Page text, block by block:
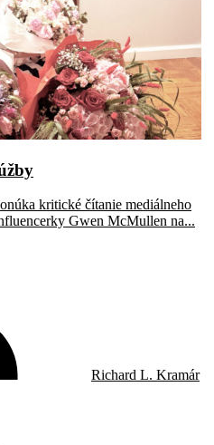
kritické čítanie mediálneho
Gwen McMullen na...
Richard L. Kramár